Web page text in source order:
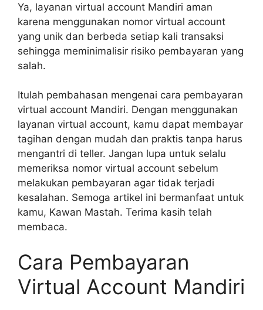
Ya, layanan virtual account Mandiri aman
karena menggunakan nomor virtual account
yang unik dan berbeda setiap kali transaksi
sehingga meminimalisir risiko pembayaran yang
salah.
Itulah pembahasan mengenai cara pembayaran
virtual account Mandiri. Dengan menggunakan
layanan virtual account, kamu dapat membayar
tagihan dengan mudah dan praktis tanpa harus
mengantri di teller. Jangan lupa untuk selalu
memeriksa nomor virtual account sebelum
melakukan pembayaran agar tidak terjadi
kesalahan. Semoga artikel ini bermanfaat untuk
kamu, Kawan Mastah. Terima kasih telah
membaca.
Cara Pembayaran
Virtual Account Mandiri